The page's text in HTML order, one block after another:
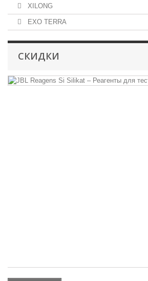
XILONG
EXO TERRA
СКИДКИ